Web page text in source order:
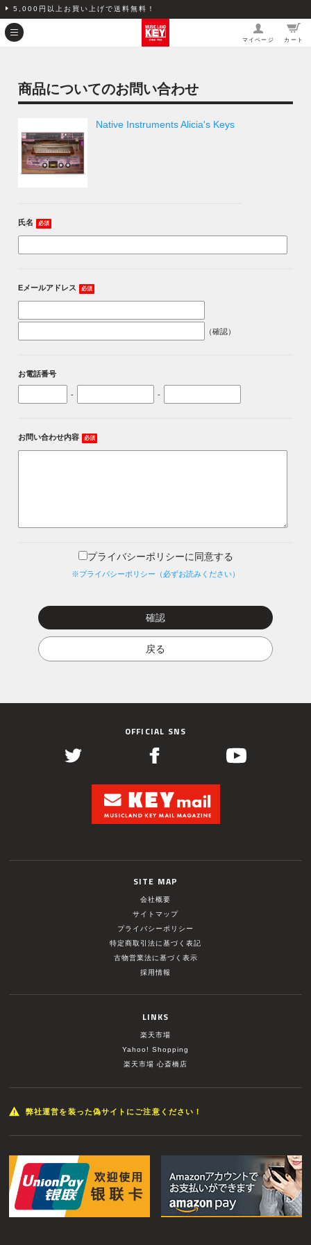
5,000円以上お買い上げで送料無料！
マイページ カート
商品についてのお問い合わせ
Native Instruments Alicia's Keys
氏名 必須
Eメールアドレス 必須
（確認）
お電話番号
- -
お問い合わせ内容 必須
プライバシーポリシーに同意する
※プライバシーポリシー（必ずお読みください）
OFFICIAL SNS
SITE MAP
会社概要
サイトマップ
プライバシーポリシー
特定商取引法に基づく表記
古物営業法に基づく表示
採用情報
LINKS
楽天市場
Yahoo! Shopping
楽天市場 心斎橋店
弊社運営を装った偽サイトにご注意ください！